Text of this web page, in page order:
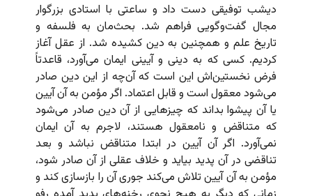
دیشب توفیقی دست داد و ساعتی با استادی بزرگوار
مجال گفت‌وگویی فراهم شد. بحث‌مان به فلسفه و
تاریخ علم و همچنین به دین کشیده شد. از عقل آغاز
کردیم. کسی که به دینی و آیینی ایمان می‌آورد، قاعدتاً
فرض نخستین‌اش این است که آن‌چه از این دین صادر
می‌شود معقول است و قابل اعتماد. اگر مؤمن به آن آیین
یا آن پیشوا بداند که چیزهایی از آن دین صادر می‌شود
که متناقض و نامعقول هستند، لاجرم به آن ایمان
نمی‌آورد. اگر آن آیین در ابتدا متناقض نباشد و بعد
تناقضی در آن پدید بیاید و خلاف عقلی از آن صادر شود،
مؤمن به آن آیین تلاش می‌کند جوری آن را بازسازی کند و